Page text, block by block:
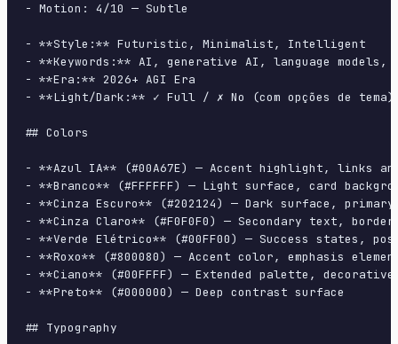
- Motion: 4/10 — Subtle
- **Style:** Futuristic, Minimalist, Intelligent
- **Keywords:** AI, generative AI, language
- **Era:** 2026+ AGI Era
- **Light/Dark:** ✓ Full / ✗ No (com opções de tema)
## Colors
- **Azul IA** (#00A67E) — Accent highlight, links
- **Branco** (#FFFFFF) — Light surface, card
- **Cinza Escuro** (#202124) — Dark surface, primary
- **Cinza Claro** (#F0F0F0) — Secondary text,
- **Verde Elétrico** (#00FF00) — Success states,
- **Roxo** (#800080) — Accent color, emphasis
- **Ciano** (#00FFFF) — Extended palette, decorative
- **Preto** (#000000) — Deep contrast surface
## Typography